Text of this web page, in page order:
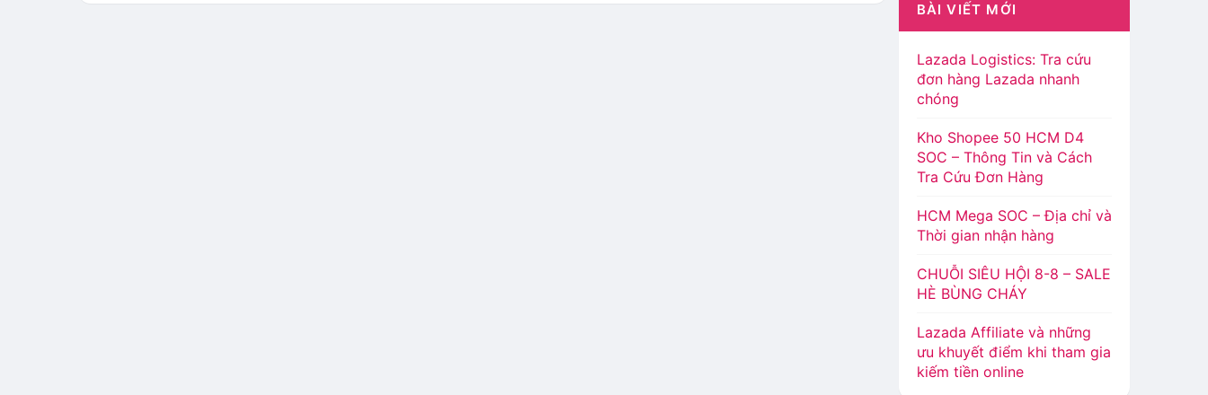
BÀI VIẾT MỚI
Lazada Logistics: Tra cứu
đơn hàng Lazada nhanh
chóng
Kho Shopee 50 HCM D4
SOC – Thông Tin và Cách
Tra Cứu Đơn Hàng
HCM Mega SOC – Địa chỉ và
Thời gian nhận hàng
CHUỖI SIÊU HỘI 8-8 – SALE
HÈ BÙNG CHÁY
Lazada Affiliate và những
ưu khuyết điểm khi tham gia
kiếm tiền online